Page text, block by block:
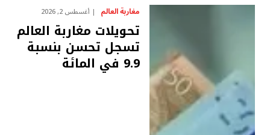
مغاربة العالم أغسطس 2, 2026
تحويلات مغاربة العالم
تسجل تحسن بنسبة
9.9 في المائة